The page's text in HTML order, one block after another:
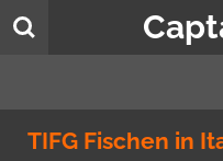
Zum
TIFG Fischen in